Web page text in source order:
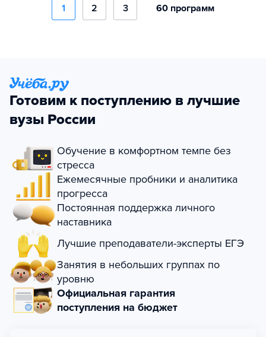
1 2 3 60 программ
Готовим к поступлению в лучшие
вузы России
Обучение в комфортном темпе без
стресса
Ежемесячные пробники и аналитика
прогресса
Постоянная поддержка личного
наставника
Лучшие преподаватели-эксперты ЕГЭ
Занятия в небольших группах по
уровню
Официальная гарантия
поступления на бюджет